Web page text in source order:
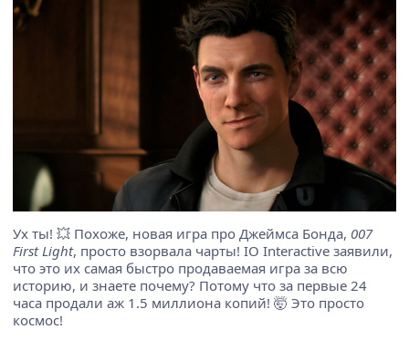
Ух ты! 💥 Похоже, новая игра про Джеймса Бонда, 007
First Light, просто взорвала чарты! IO Interactive заявили,
что это их самая быстро продаваемая игра за всю
историю, и знаете почему? Потому что за первые 24
часа продали аж 1.5 миллиона копий! 🤯 Это просто
космос!